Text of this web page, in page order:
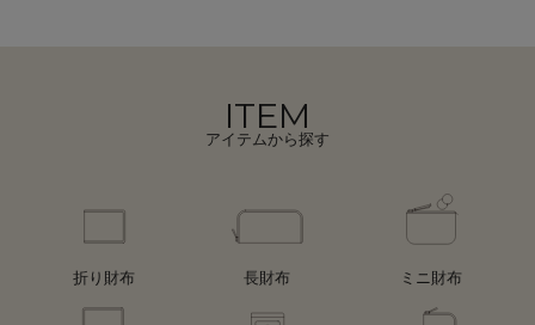
ITEM
アイテムから探す
折り財布 長財布 ミニ財布